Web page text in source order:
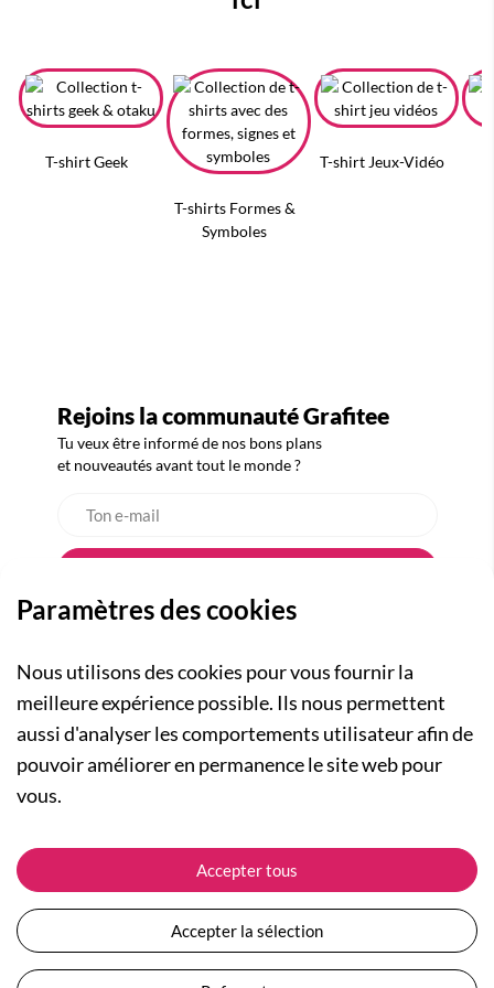
T-shirt Geek
T-shirts Formes &
Symboles
T-shirt Jeux-Vidéo
Rejoins la communauté Grafitee
Tu veux être informé de nos bons plans
et nouveautés avant tout le monde ?
A PROPOS
Qui sommes-nous ?
Actualités
Nos engagements
Plan du site
Devenir revendeur
NOS RUBRIQUES
Collection Femme
Collection Enfants
Les Totebags
Nos différents thèmes
ASSISTANCE
Suivre ma commande
Expédition et livraison
Retour et remboursement
Moyens de paiement
Paramètres des cookies
Nous utilisons des cookies pour vous fournir la
meilleure expérience possible. Ils nous permettent
aussi d'analyser les comportements utilisateur afin de
pouvoir améliorer en permanence le site web pour
vous.
Accepter tous
Accepter la sélection